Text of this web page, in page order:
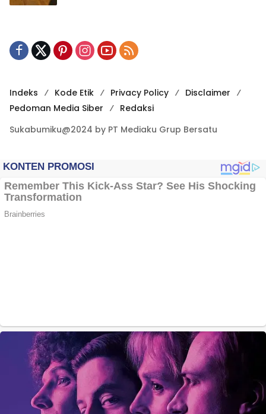
Indeks Kode Etik Privacy Policy
Disclaimer
Pedoman Media Siber
Redaksi
Sukabumiku@2024 by PT Mediaku Grup Bersatu